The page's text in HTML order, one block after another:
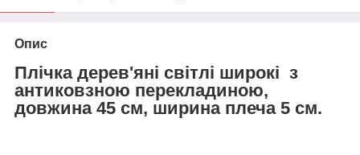
Опис
Плічка дерев'яні світлі широкі з
антиковзною перекладиною,
довжина 45 см, ширина плеча 5 см.